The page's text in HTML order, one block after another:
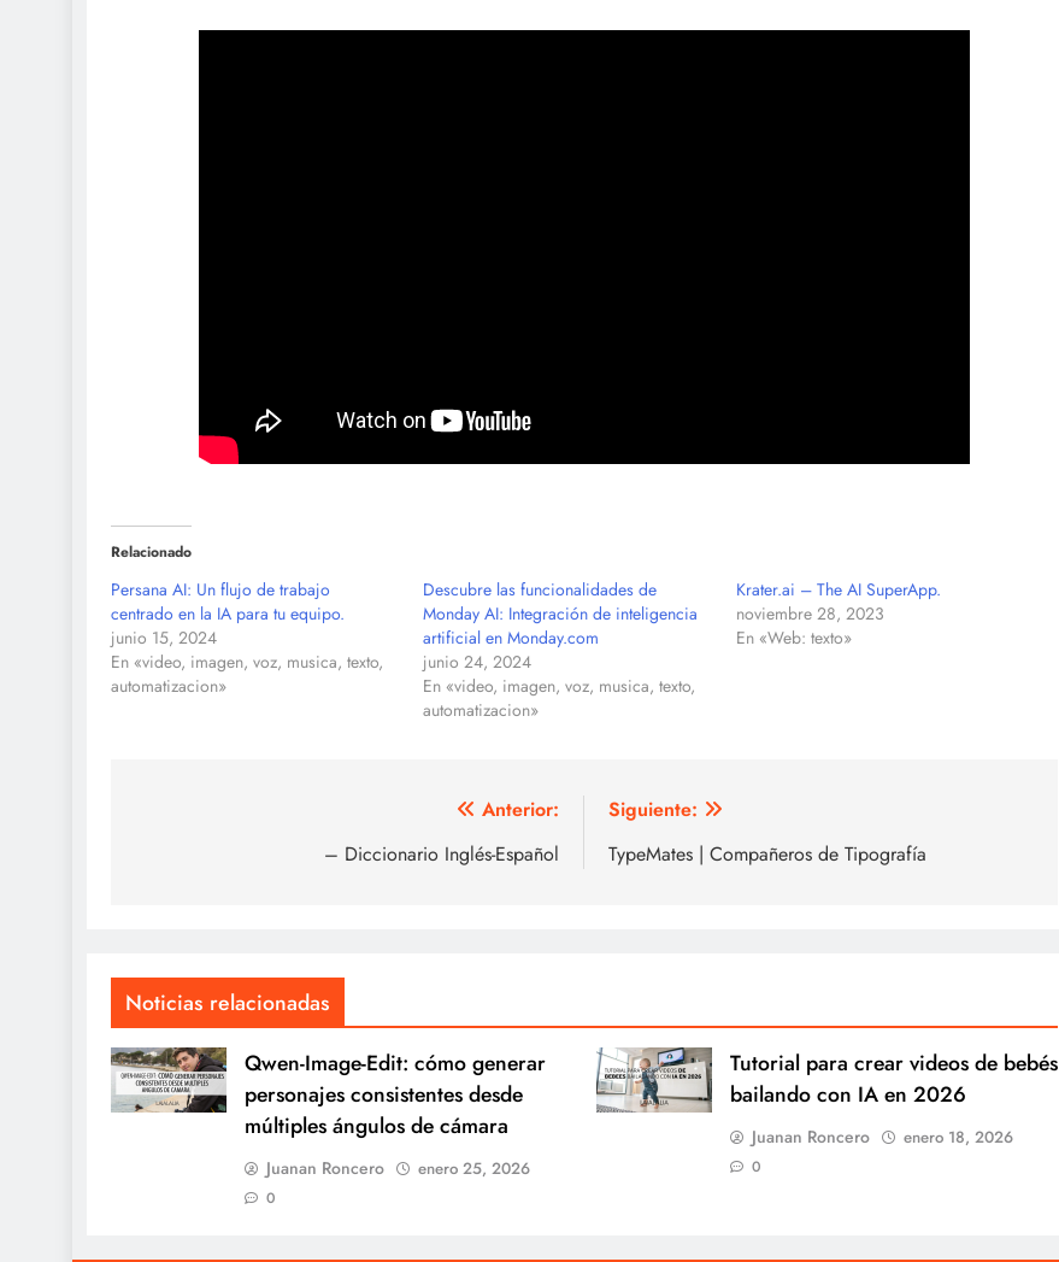
Relacionado
Persana AI: Un flujo de trabajo
centrado en la IA para tu equipo.
junio 15, 2024
En «video, imagen, voz, musica, texto,
automatizacion»
Descubre las funcionalidades de
Monday AI: Integración de inteligencia
artificial en Monday.com
junio 24, 2024
En «video, imagen, voz, musica, texto,
automatizacion»
Krater.ai – The AI SuperApp.
noviembre 28, 2023
En «Web: texto»
Anterior:
– Diccionario Inglés-Español
Siguiente:
TypeMates | Compañeros de Tipografía
Noticias relacionadas
Qwen-Image-Edit: cómo generar
personajes consistentes desde
múltiples ángulos de cámara
Juanan Roncero enero 25, 2026
0
Tutorial para crear videos de bebés
bailando con IA en 2026
Juanan Roncero enero 18, 2026
0